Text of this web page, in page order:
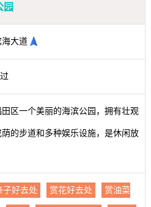
园
大道
区一个美丽的海滨公园，拥有壮观
的步道和多种娱乐设施，是休闲放
子好去处 赏花好去处 赏油菜